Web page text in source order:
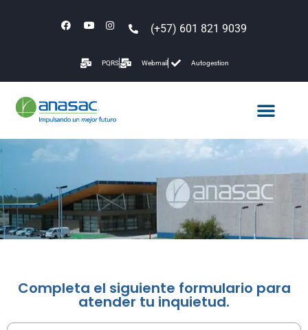
(+57) 601 821 9039
PQRS Webmail Autogestion
Completa el siguiente formulario para
atender tu inquietud.